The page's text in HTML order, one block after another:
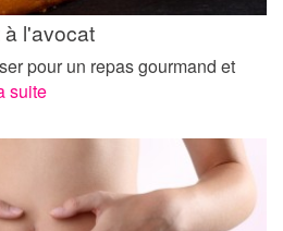
l'avocat
pour un repas gourmand et
suite